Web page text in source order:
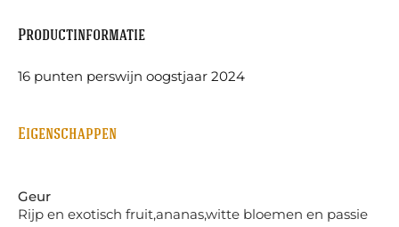
Productinformatie
16 punten perswijn oogstjaar 2024
Eigenschappen
Geur
Rijp en exotisch fruit,ananas,witte bloemen en passie